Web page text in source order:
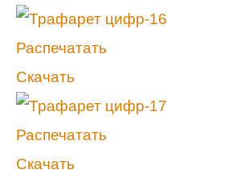
Распечатать
Скачать
Распечатать
Скачать